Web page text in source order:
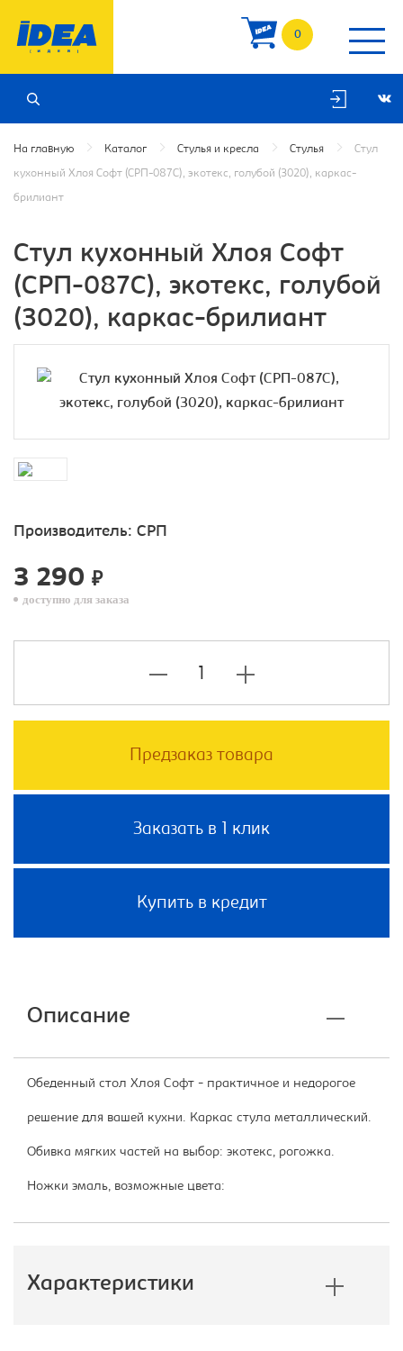
0
На главную Каталог Стулья и кресла Стулья Стул
кухонный Хлоя Софт (СРП-087С), экотекс, голубой (3020), каркас-
брилиант
Стул кухонный Хлоя Софт
(СРП-087С), экотекс, голубой
(3020), каркас-брилиант
Производитель: СРП
3 290 ₽
доступно для заказа
Предзаказ товара
Заказать в 1 клик
Купить в кредит
Описание
Обеденный стол Хлоя Софт - практичное и недорогое
решение для вашей кухни. Каркас стула металлический.
Обивка мягких частей на выбор: экотекс, рогожка.
Ножки эмаль, возможные цвета:
Характеристики